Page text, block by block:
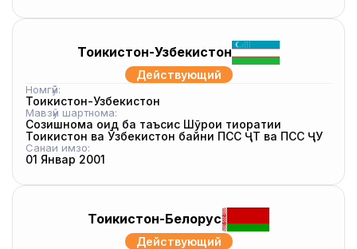
Тоҷикистон-Узбекистон
Действующий
Номгӯй:
Тоҷикистон-Узбекистон
Мавзӯи шартнома:
Созишнома оид ба таъсис Шӯрои тиҷоратии
Тоҷикистон ва Ўзбекистон байни ПСС ҶТ ва ПСС ҶУ
Санаи имзо:
01 Январ 2001
Тоҷикистон-Белорус
Действующий